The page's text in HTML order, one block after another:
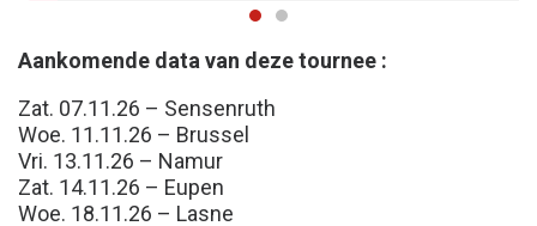
Aankomende data van deze tournee :
Zat. 07.11.26 – Sensenruth
Woe. 11.11.26 – Brussel
Vri. 13.11.26 – Namur
Zat. 14.11.26 – Eupen
Woe. 18.11.26 – Lasne